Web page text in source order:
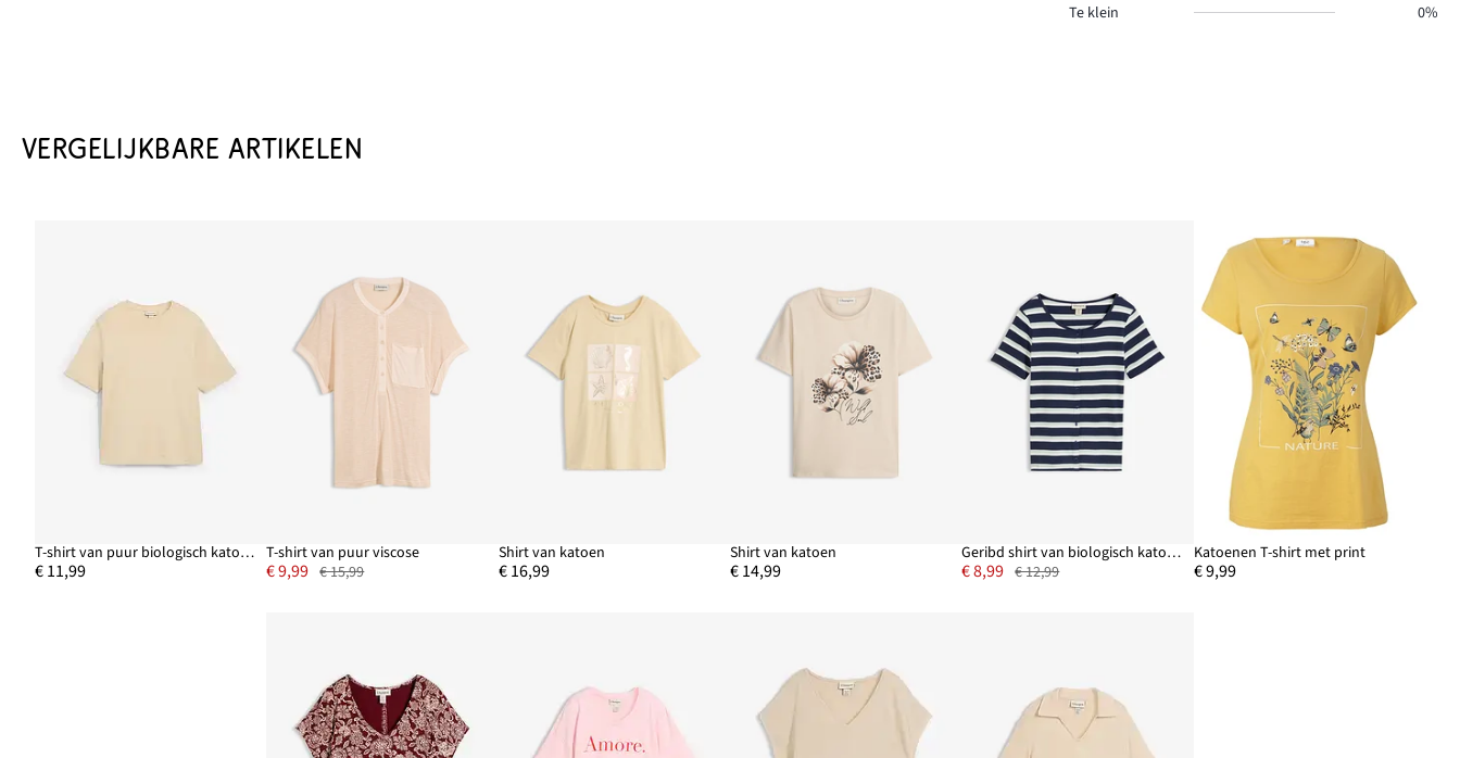
Te klein 0%
VERGELIJKBARE ARTIKELEN
T-shirt van puur biologisch katoen
€ 11,99
T-shirt van puur viscose
€ 9,99 € 15,99
Shirt van katoen
€ 16,99
Shirt van katoen
€ 14,99
Geribd shirt van biologisch katoen
€ 8,99 € 12,99
Katoenen T-shirt met print
€ 9,99